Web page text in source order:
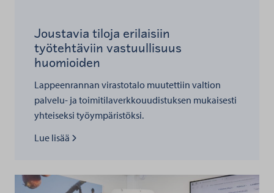
Joustavia tiloja erilaisiin
työtehtäviin vastuullisuus
huomioiden
Lappeenrannan virastotalo muutettiin valtion
palvelu- ja toimitilaverkkouudistuksen mukaisesti
yhteiseksi työympäristöksi.
Lue lisää kohteesta
Lue lisää